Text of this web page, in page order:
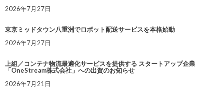
2026年7月27日
東京ミッドタウン八重洲でロボット配送サービスを本格始動
2026年7月27日
上組／コンテナ物流最適化サービスを提供する スタートアップ企業
「OneStream株式会社」への出資のお知らせ
2026年7月21日